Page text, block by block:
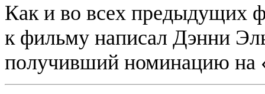
Как и во всех предыдущих
к фильму написал Дэнни
получивший номинацию на